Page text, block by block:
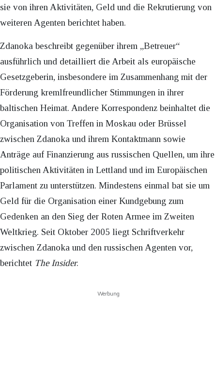
sie von ihren Aktivitäten, Geld und die Rekrutierung von
weiteren Agenten berichtet haben.
Zdanoka beschreibt gegenüber ihrem „Betreuer“
ausführlich und detailliert die Arbeit als europäische
Gesetzgeberin, insbesondere im Zusammenhang mit der
Förderung kremlfreundlicher Stimmungen in ihrer
baltischen Heimat. Andere Korrespondenz beinhaltet die
Organisation von Treffen in Moskau oder Brüssel
zwischen Zdanoka und ihrem Kontaktmann sowie
Anträge auf Finanzierung aus russischen Quellen, um ihre
politischen Aktivitäten in Lettland und im Europäischen
Parlament zu unterstützen. Mindestens einmal bat sie um
Geld für die Organisation einer Kundgebung zum
Gedenken an den Sieg der Roten Armee im Zweiten
Weltkrieg. Seit Oktober 2005 liegt Schriftverkehr
zwischen Zdanoka und den russischen Agenten vor,
berichtet The Insider.
Werbung